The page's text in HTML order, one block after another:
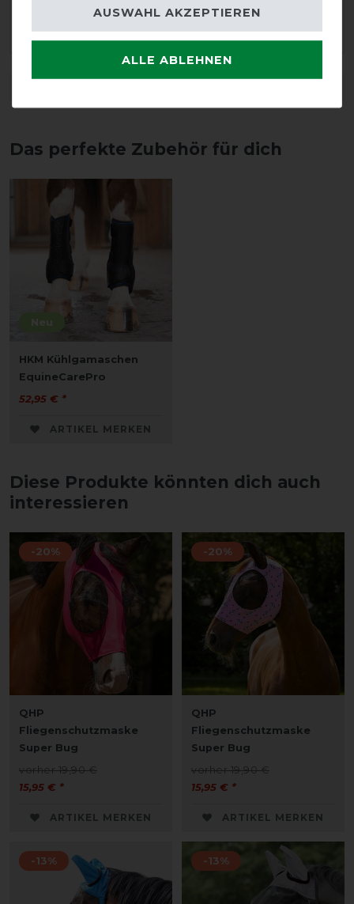
nur ein dünnes Bauchbinde einnähen lassen, denn
Das perfekte Zubehör für dich
Neu
HKM Kühlgamaschen
EquineCarePro
52,95 € *
ARTIKEL MERKEN
Diese Produkte könnten dich auch
interessieren
-20%
QHP
Fliegenschutzmaske
Super Bug
vorher 19,90 €
15,95 € *
ARTIKEL MERKEN
-20%
QHP
Fliegenschutzmaske
Super Bug
vorher 19,90 €
15,95 € *
ARTIKEL MERKEN
-13% -13%
ALLE ABLEHNEN
AUSWAHL AKZEPTIEREN